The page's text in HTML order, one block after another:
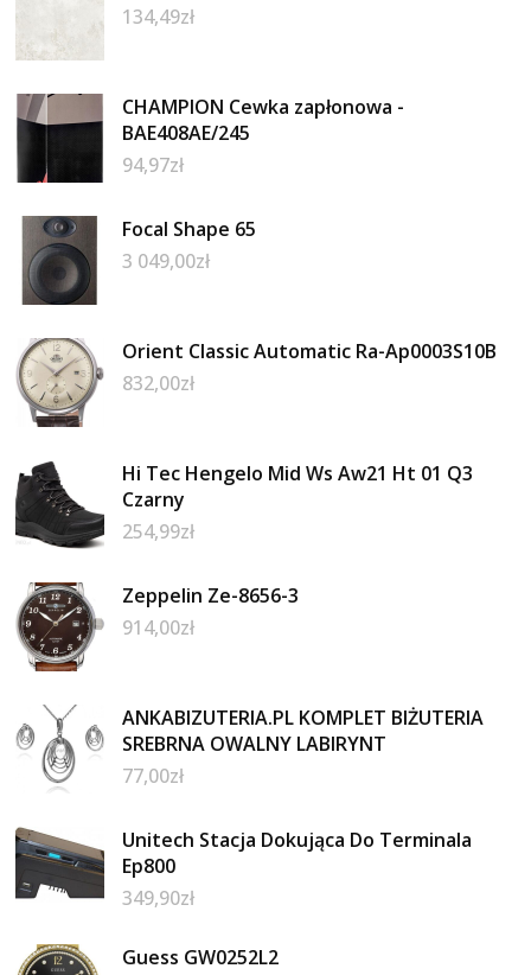
134,49zł
CHAMPION Cewka zapłonowa -
BAE408AE/245
94,97zł
Focal Shape 65
3 049,00zł
Orient Classic Automatic Ra-Ap0003S10B
832,00zł
Hi Tec Hengelo Mid Ws Aw21 Ht 01 Q3
Czarny
254,99zł
Zeppelin Ze-8656-3
914,00zł
ANKABIZUTERIA.PL KOMPLET BIŻUTERIA
SREBRNA OWALNY LABIRYNT
77,00zł
Unitech Stacja Dokująca Do Terminala
Ep800
349,90zł
Guess GW0252L2